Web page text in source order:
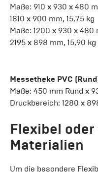
Maße: 910 x 930 x 480
1810 x 900 mm, 15,75 kg
Maße: 1200 x 930 x
2195 x 898 mm, 15,90 kg
Messetheke PVC
Maße: 450 mm Rund x
Druckbereich: 1280 x
Flexibel
Materialien
Um die besondere